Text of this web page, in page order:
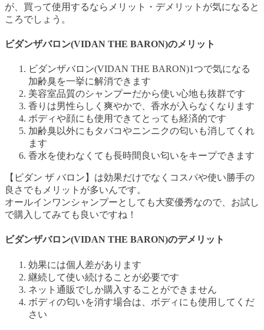
が、買って使用するならメリット・デメリットが気になると
ころでしょう。
ビダンザバロン(VIDAN THE BARON)のメリット
ビダンザバロン(VIDAN THE BARON)1つで気になる
加齢臭を一挙に解消できます
美容室品質のシャンプーだから使い心地も抜群です
香りは男性らしく爽やかで、香水が入らなくなります
ボディや顔にも使用できてとっても経済的です
加齢臭以外にもタバコやニンニクの匂いも消してくれ
ます
香水を使わなくても長時間良い匂いをキープできます
【ビダン ザ バロン】 は効果だけでなくコスパや使い勝手の
良さでもメリットが多いんです。
オールインワンシャンプーとしても大変優秀なので、お試し
で購入してみても良いですね！
ビダンザバロン(VIDAN THE BARON)のデメリット
効果には個人差があります
継続して使い続けることが必要です
ネット通販でしか購入することができません
ボディの匂いを消す場合は、ボディにも使用してくだ
さい